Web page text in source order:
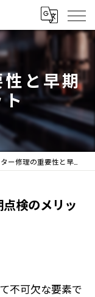
と早期
修理の重要性と早期点検のメリット
検のメリッ
不可欠な要素で